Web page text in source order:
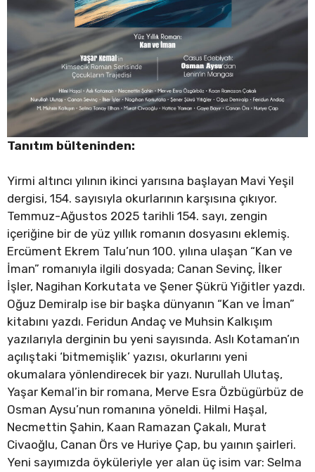
Tanıtım bülteninden:
Yirmi altıncı yılının ikinci yarısına başlayan Mavi Yeşil
dergisi, 154. sayısıyla okurlarının karşısına çıkıyor.
Temmuz-Ağustos 2025 tarihli 154. sayı, zengin
içeriğine bir de yüz yıllık romanın dosyasını eklemiş.
Ercüment Ekrem Talu’nun 100. yılına ulaşan “Kan ve
İman” romanıyla ilgili dosyada; Canan Sevinç, İlker
İşler, Nagihan Korkutata ve Şener Şükrü Yiğitler yazdı.
Oğuz Demiralp ise bir başka dünyanın “Kan ve İman”
kitabını yazdı. Feridun Andaç ve Muhsin Kalkışım
yazılarıyla derginin bu yeni sayısında. Aslı Kotaman’ın
açılıştaki ‘bitmemişlik’ yazısı, okurlarını yeni
okumalara yönlendirecek bir yazı. Nurullah Ulutaş,
Yaşar Kemal’in bir romana, Merve Esra Özbügürbüz de
Osman Aysu’nun romanına yöneldi. Hilmi Haşal,
Necmettin Şahin, Kaan Ramazan Çakalı, Murat
Civaoğlu, Canan Örs ve Huriye Çap, bu yaının şairleri.
Yeni sayımızda öyküleriyle yer alan üç isim var: Selma